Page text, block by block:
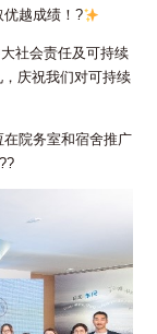
优越成绩！?
社会责任及可持续
庆祝我们对可持续
院务室和宿舍推广